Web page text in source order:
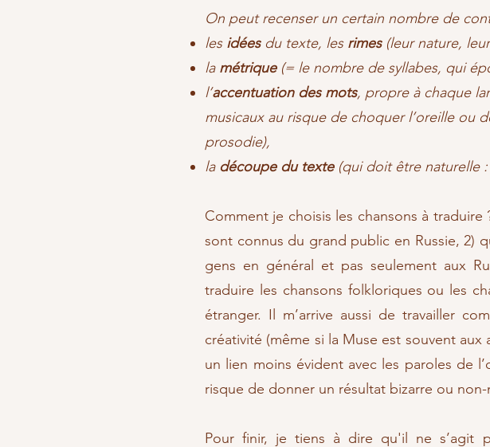
On peut recenser un certain nombre de
les idéesdu texte, les rimes(leur nature,
la métrique(= le nombre de syllabes, qui
l’accentuation des mots, propre à chaque
musicaux au risque de choquer l’oreille ou
prosodie),
la découpe du texte(qui doit être naturelle
Comment je choisis les chansons à
sont connus du grand public en Russie, 2)
gens en général et pas seulement aux
traduire les chansons folkloriques ou les
étranger. Il m’arrive aussi de travailler
créativité (même si la Muse est souvent
un lien moins évident avec les paroles de
risque de donner un résultat bizarre ou
Pour finir, je tiens à dire qu'il ne s’agit